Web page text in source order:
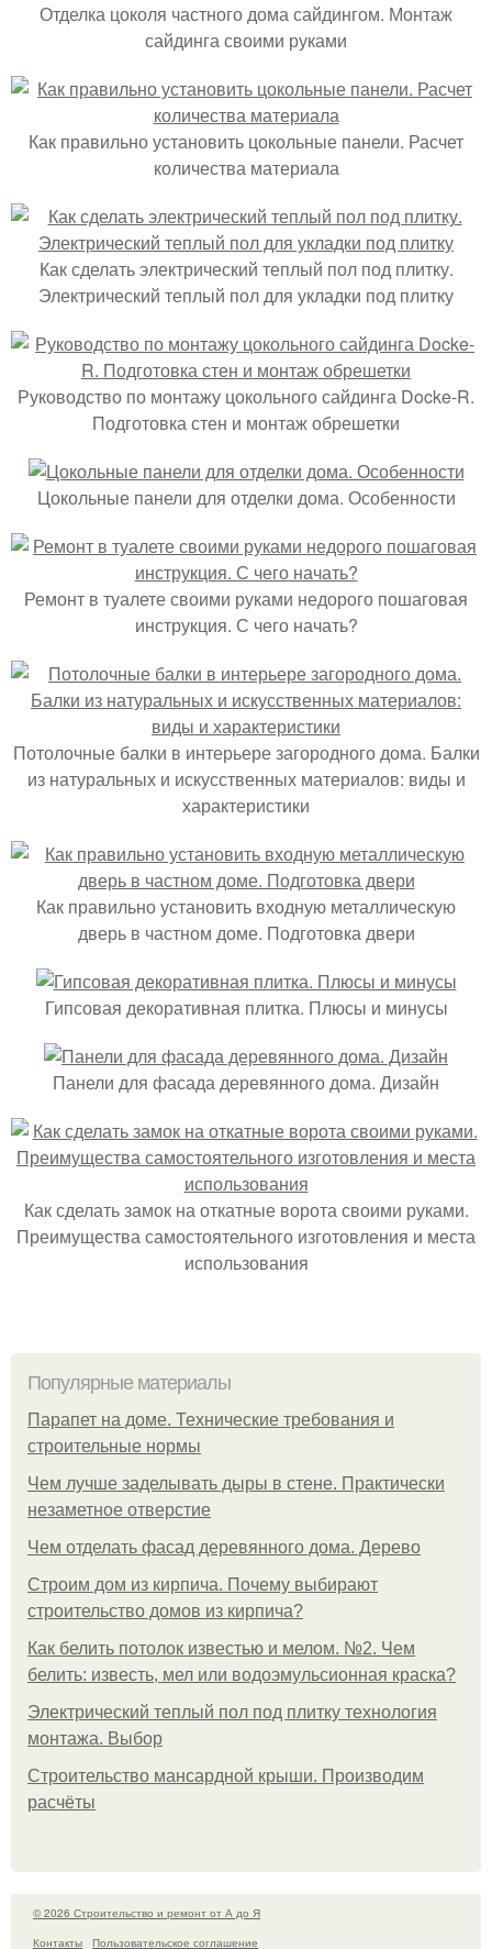
Отделка цоколя частного дома сайдингом. Монтаж
сайдинга своими руками
Как правильно установить цокольные панели. Расчет
количества материала
Как сделать электрический теплый пол под плитку.
Электрический теплый пол для укладки под плитку
Руководство по монтажу цокольного сайдинга Docke-R.
Подготовка стен и монтаж обрешетки
Цокольные панели для отделки дома. Особенности
Ремонт в туалете своими руками недорого пошаговая
инструкция. С чего начать?
Потолочные балки в интерьере загородного дома. Балки
из натуральных и искусственных материалов: виды и
характеристики
Как правильно установить входную металлическую
дверь в частном доме. Подготовка двери
Гипсовая декоративная плитка. Плюсы и минусы
Панели для фасада деревянного дома. Дизайн
Как сделать замок на откатные ворота своими руками.
Преимущества самостоятельного изготовления и места
использования
Популярные материалы
Парапет на доме. Технические требования и
строительные нормы
Чем лучше заделывать дыры в стене. Практически
незаметное отверстие
Чем отделать фасад деревянного дома. Дерево
Строим дом из кирпича. Почему выбирают
строительство домов из кирпича?
Как белить потолок известью и мелом. №2. Чем
белить: известь, мел или водоэмульсионная краска?
Электрический теплый пол под плитку технология
монтажа. Выбор
Строительство мансардной крыши. Производим
расчёты
© 2026 Строительство и ремонт от А до Я
Контакты
Пользовательское соглашение